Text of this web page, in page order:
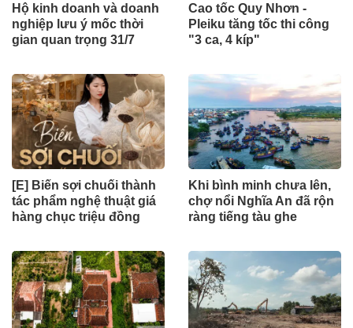
Hộ kinh doanh và doanh
nghiệp lưu ý mốc thời
gian quan trọng 31/7
Cao tốc Quy Nhơn -
Pleiku tăng tốc thi công
"3 ca, 4 kíp"
[E] Biến sợi chuối thành
tác phẩm nghệ thuật giá
hàng chục triệu đồng
Khi bình minh chưa lên,
chợ nổi Nghĩa An đã rộn
ràng tiếng tàu ghe